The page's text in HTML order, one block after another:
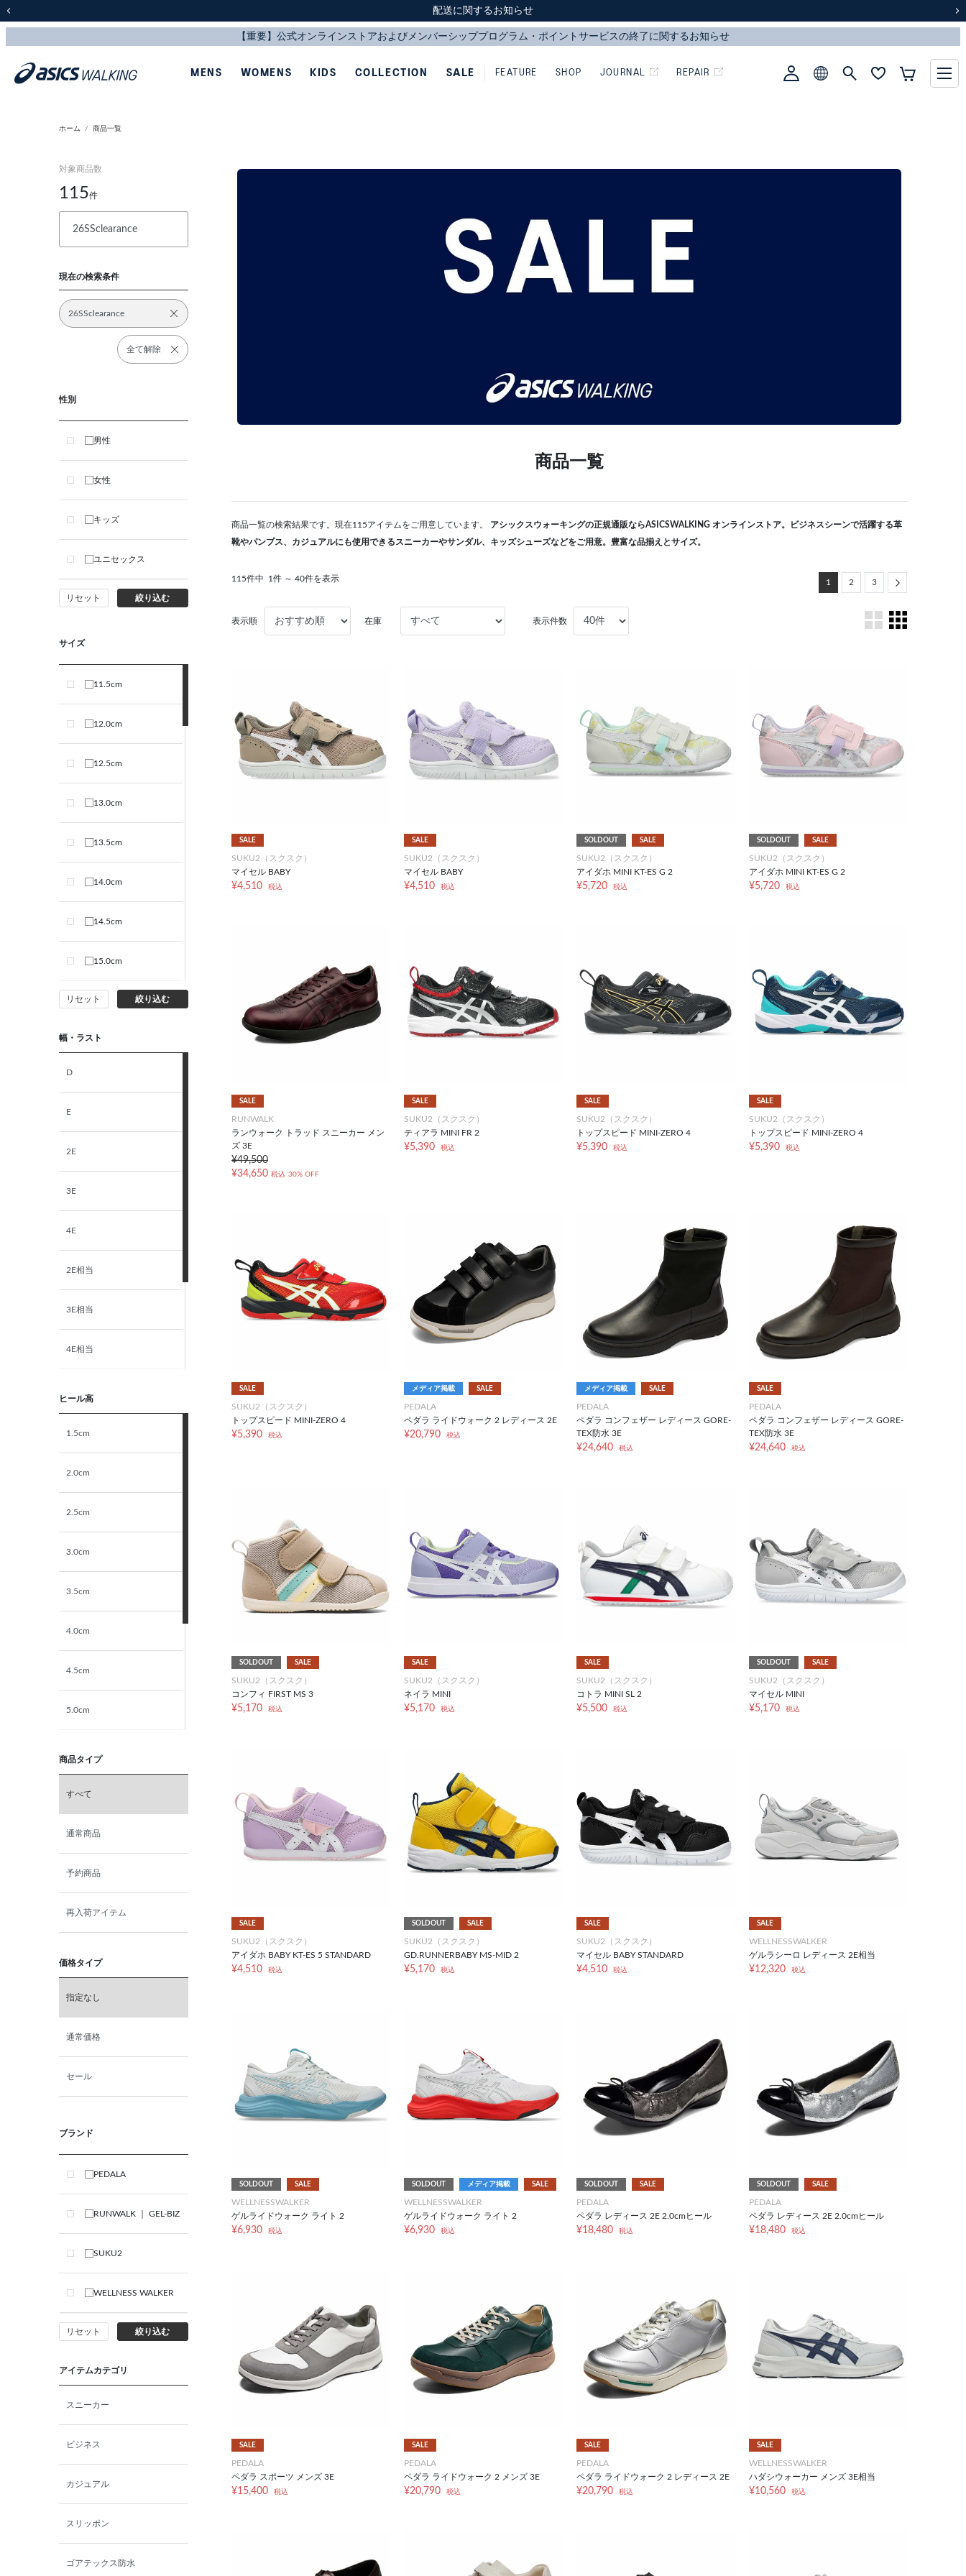
スクスク（SUKU2）価格改定のお知らせ
配送に関するお知らせ
スクスク（SUKU2）価格改定のお知らせ
配送に関するお知らせ
MENS WOMENS KIDS COLLECTION SALE FEATURE SHOP JOURNAL REPAIR
ホーム 商品一覧
対象商品数
115件
現在の検索条件
26SSclearance
全て解除
性別
男性
女性
キッズ
ユニセックス
リセット 絞り込む
サイズ
11.5cm
12.0cm
12.5cm
13.0cm
13.5cm
14.0cm
14.5cm
15.0cm
15.5cm
16.0cm
26.0cm
26.5cm
27.0cm
リセット 絞り込む
幅・ラスト
D
E
2E
3E
4E
2E相当
3E相当
4E相当
ヒール高
1.5cm
2.0cm
2.5cm
3.0cm
3.5cm
4.0cm
4.5cm
5.0cm
6.0cm
6.5cm
7.0cm
商品タイプ
すべて
通常商品
予約商品
再入荷アイテム
価格タイプ
指定なし
通常価格
セール
ブランド
PEDALA
RUNWALK ｜ GEL-BIZ
SUKU2
WELLNESS WALKER
リセット 絞り込む
アイテムカテゴリ
スニーカー
ビジネス
カジュアル
スリッポン
ゴアテックス防水
商品一覧
商品一覧の検索結果です。現在115アイテムをご用意しています。 アシックスウォーキングの正規通販ならASICSWALKING オンラインストア。ビジネスシーンで活躍する革
靴やパンプス、カジュアルにも使用できるスニーカーやサンダル、キッズシューズなどをご用意。豊富な品揃えとサイズ。
115件中 1件 ～ 40件を表示 1 2 3 Next
表示順 在庫 表示件数
SALE
SUKU2（スクスク）
マイセル BABY
¥4,510 税込
SALE
SUKU2（スクスク）
マイセル BABY
¥4,510 税込
SOLDOUT SALE
SUKU2（スクスク）
アイダホ MINI KT-ES G 2
¥5,720 税込
SOLDOUT SALE
SUKU2（スクスク）
アイダホ MINI KT-ES G 2
¥5,720 税込
SALE
RUNWALK
ランウォーク トラッド スニーカー メン
ズ 3E
¥49,500
¥34,650 税込 30% OFF
SALE
SUKU2（スクスク）
ティアラ MINI FR 2
¥5,390 税込
SALE
SUKU2（スクスク）
トップスピード MINI-ZERO 4
¥5,390 税込
SALE
SUKU2（スクスク）
トップスピード MINI-ZERO 4
¥5,390 税込
SALE
SUKU2（スクスク）
トップスピード MINI-ZERO 4
¥5,390 税込
メディア掲載 SALE
PEDALA
ペダラ ライドウォーク 2 レディース 2E
¥20,790 税込
メディア掲載 SALE
PEDALA
ペダラ コンフェザー レディース GORE-
TEX防水 3E
¥24,640 税込
SALE
PEDALA
ペダラ コンフェザー レディース GORE-
TEX防水 3E
¥24,640 税込
SOLDOUT SALE
SUKU2（スクスク）
コンフィ FIRST MS 3
¥5,170 税込
SALE
SUKU2（スクスク）
ネイラ MINI
¥5,170 税込
SALE
SUKU2（スクスク）
コトラ MINI SL 2
¥5,500 税込
SOLDOUT SALE
SUKU2（スクスク）
マイセル MINI
¥5,170 税込
SALE
SUKU2（スクスク）
アイダホ BABY KT-ES 5 STANDARD
¥4,510 税込
SOLDOUT SALE
SUKU2（スクスク）
GD.RUNNERBABY MS-MID 2
¥5,170 税込
SALE
SUKU2（スクスク）
マイセル BABY STANDARD
¥4,510 税込
SALE
WELLNESSWALKER
ゲルラシーロ レディース 2E相当
¥12,320 税込
SOLDOUT SALE
WELLNESSWALKER
ゲルライドウォーク ライト 2
¥6,930 税込
SOLDOUT メディア掲載 SALE
WELLNESSWALKER
ゲルライドウォーク ライト 2
¥6,930 税込
SOLDOUT SALE
PEDALA
ペダラ レディース 2E 2.0cmヒール
¥18,480 税込
SOLDOUT SALE
PEDALA
ペダラ レディース 2E 2.0cmヒール
¥18,480 税込
SALE
PEDALA
ペダラ スポーツ メンズ 3E
¥15,400 税込
SALE
PEDALA
ペダラ ライドウォーク 2 メンズ 3E
¥20,790 税込
SALE
PEDALA
ペダラ ライドウォーク 2 レディース 2E
¥20,790 税込
SALE
WELLNESSWALKER
ハダシウォーカー メンズ 3E相当
¥10,560 税込